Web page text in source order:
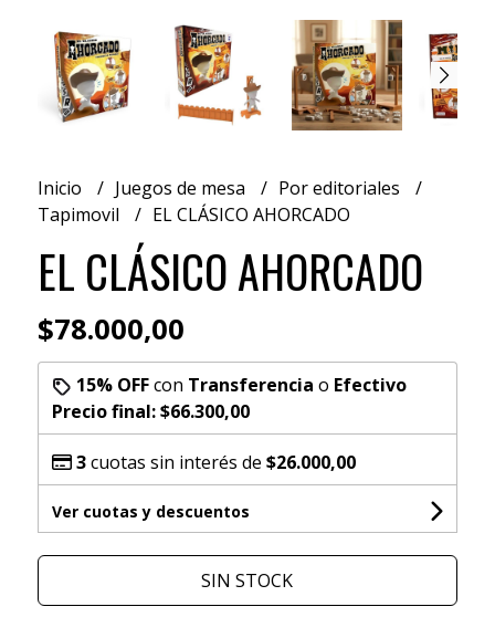
Inicio Juegos de mesa
Por editoriales
Tapimovil
EL CLÁSICO AHORCADO
EL CLÁSICO AHORCADO
$78.000,00
15% OFFcon Transferencia o Efectivo
Precio final:$66.300,00
3cuotas sin interés de $26.000,00
Ver cuotas y descuentos
SIN STOCK